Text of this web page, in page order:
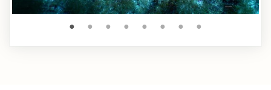
● ● ● ● ● ● ● ●